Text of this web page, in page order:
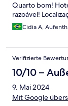
Quarto bom!
razoável!
Cidia A,
Verifizierte
10/10 –
9. Mai 2024
Mit Google